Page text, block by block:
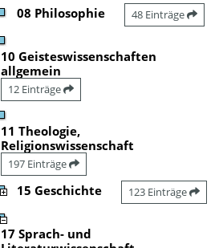
08 Philosophie 48 Einträge
10 Geisteswissenschaften
allgemein
12 Einträge
11 Theologie,
Religionswissenschaft
197 Einträge
15 Geschichte 123 Einträge
17 Sprach- und